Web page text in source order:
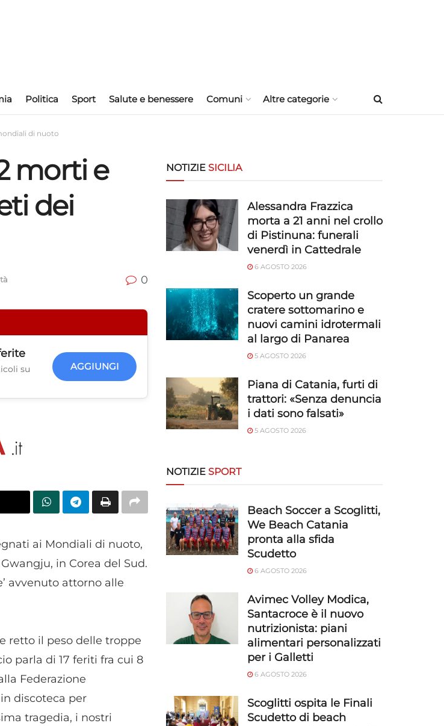
Politica Sport Salute e benessere Comuni Altre categorie
di nuoto
morti e
dei
0
su
AGGIUNGI
ai Mondiali di nuoto,
in Corea del Sud.
avvenuto attorno alle
retto il peso delle troppe
parla di 17 feriti fra cui 8
Federazione
discoteca per
tragedia, i nostri
NOTIZIE SICILIA
Alessandra Frazzica
morta a 21 anni nel crollo
di Pistinuna: funerali
venerdì in Cattedrale
6 AGOSTO 2026
Scoperto un grande
cratere sottomarino e
nuovi camini idrotermali
al largo di Panarea
5 AGOSTO 2026
Piana di Catania, furti di
trattori: «Senza denuncia
i dati sono falsati»
5 AGOSTO 2026
NOTIZIE SPORT
Beach Soccer a Scoglitti,
We Beach Catania
pronta alla sfida
Scudetto
6 AGOSTO 2026
Avimec Volley Modica,
Santacroce è il nuovo
nutrizionista: piani
alimentari personalizzati
per i Galletti
6 AGOSTO 2026
Scoglitti ospita le Finali
Scudetto di beach